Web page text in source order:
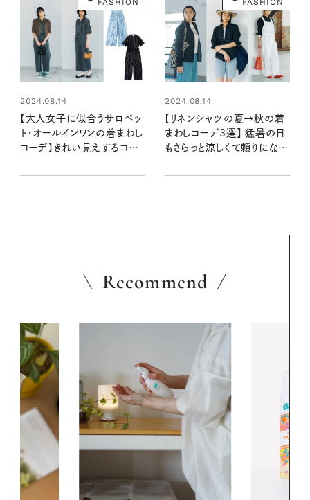
2024.08.14
【大人女子に似合うサロペッ
ト・オールインワンの着まわし
コーデ】きれい見えするコツ
す？
2024.08.14
【リネンシャツの夏→秋の着
まわしコーデ3選】 猛暑の日
もさらっと涼しくて頼りになる
Recommend